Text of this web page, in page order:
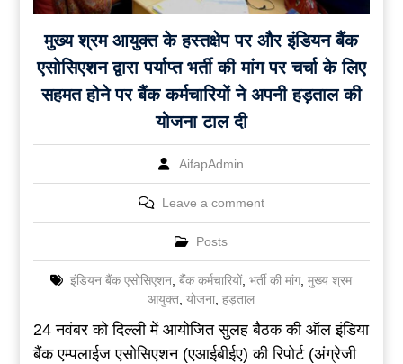
मुख्य श्रम आयुक्त के हस्तक्षेप पर और इंडियन बैंक
एसोसिएशन द्वारा पर्याप्त भर्ती की मांग पर चर्चा के लिए
सहमत होने पर बैंक कर्मचारियों ने अपनी हड़ताल की
योजना टाल दी
AifapAdmin
Leave a comment
Posts
इंडियन बैंक एसोसिएशन ,बैंक कर्मचारियों,भर्ती की मांग,मुख्य श्रम
आयुक्त ,योजना ,हड़ताल
24 नवंबर को दिल्ली में आयोजित सुलह बैठक की ऑल इंडिया
बैंक एम्पलाईज एसोसिएशन (एआईबीईए) की रिपोर्ट (अंग्रेजी